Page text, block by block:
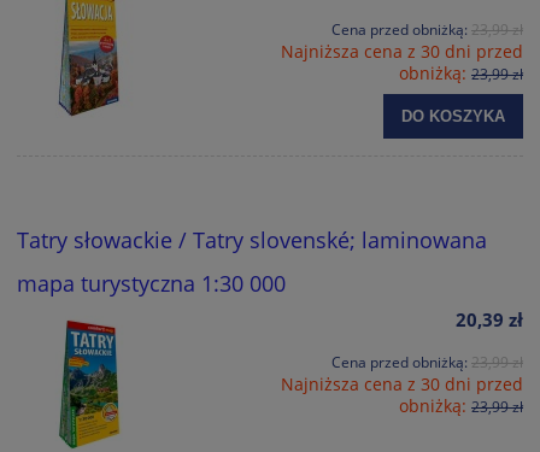
Cena przed obniżką: 23,99 zł
Najniższa cena z 30 dni przed
obniżką: 23,99 zł
DO KOSZYKA
Tatry słowackie / Tatry slovenské; laminowana
mapa turystyczna 1:30 000
20,39 zł
Cena przed obniżką: 23,99 zł
Najniższa cena z 30 dni przed
obniżką: 23,99 zł